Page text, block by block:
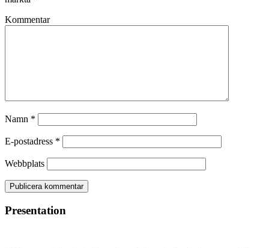
Kommentar
Namn *
E-postadress *
Webbplats
Presentation